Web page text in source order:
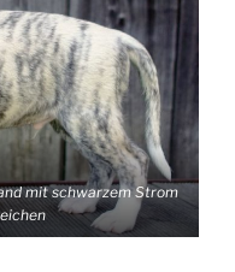
mit schwarzem Strom